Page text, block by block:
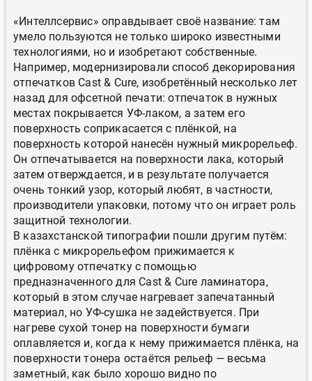
«Интеллсервис» оправдывает своё название: там
умело пользуются не только широко известными
технологиями, но и изобретают собственные.
Например, модернизировали способ декорирования
отпечатков Cast & Cure, изобретённый несколько лет
назад для офсетной печати: отпечаток в нужных
местах покрывается УФ-лаком, а затем его
поверхность соприкасается с плёнкой, на
поверхность которой нанесён нужный микрорельеф.
Он отпечатывается на поверхности лака, который
затем отверждается, и в результате получается
очень тонкий узор, который любят, в частности,
производители упаковки, потому что он играет роль
защитной технологии.
В казахстанской типографии пошли другим путём:
плёнка с микрорельефом прижимается к
цифровому отпечатку с помощью
предназначенного для Cast & Cure ламинатора,
который в этом случае нагревает запечатанный
материал, но УФ-сушка не задействуется. При
нагреве сухой тонер на поверхности бумаги
оплавляется и, когда к нему прижимается плёнка, на
поверхности тонера остаётся рельеф — весьма
заметный, как было хорошо видно по